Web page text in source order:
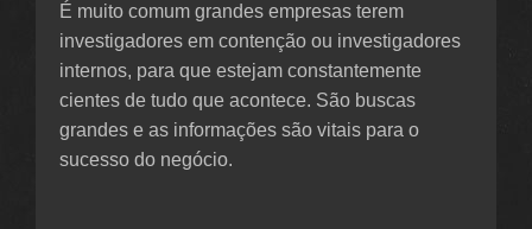
É muito comum grandes empresas terem
investigadores em contenção ou investigadores
internos, para que estejam constantemente
cientes de tudo que acontece. São buscas
grandes e as informações são vitais para o
sucesso do negócio.